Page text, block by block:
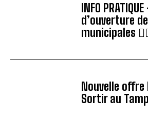
INFO
d’ouverture
municipales
Nouvelle
Sortir au